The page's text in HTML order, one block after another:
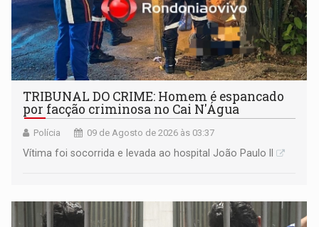
TRIBUNAL DO CRIME: Homem é espancado
por facção criminosa no Cai N'Água
Polícia 09 de Agosto de 2026 às 03:37
Vítima foi socorrida e levada ao hospital João Paulo II